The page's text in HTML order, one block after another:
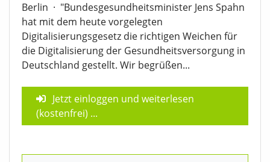
Berlin · "Bundesgesundheitsminister Jens Spahn
hat mit dem heute vorgelegten
Digitalisierungsgesetz die richtigen Weichen für
die Digitalisierung der Gesundheitsversorgung in
Deutschland gestellt. Wir begrüßen...
Jetzt einloggen und weiterlesen
(kostenfrei) ...